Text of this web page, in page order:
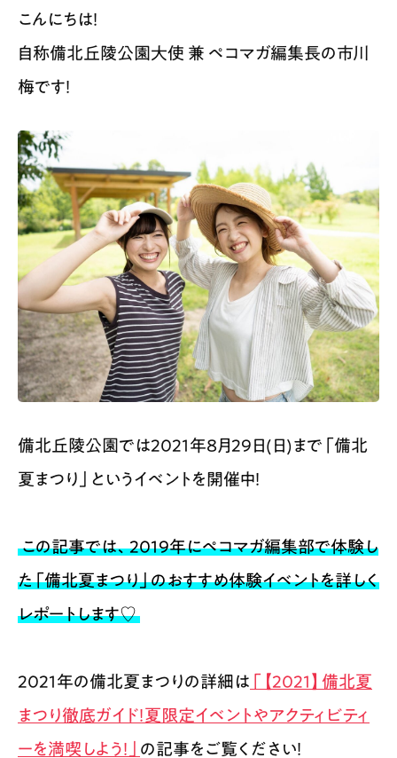
こんにちは！
自称備北丘陵公園大使 兼 ペコマガ編集長の市川
梅です！
備北丘陵公園では2021年8月29日(日)まで「備北
夏まつり」というイベントを開催中！
この記事では、2019年にペコマガ編集部で体験し
た「備北夏まつり」のおすすめ体験イベントを詳しく
レポートします♡
2021年の備北夏まつりの詳細は 「【2021】備北夏
まつり徹底ガイド！夏限定イベントやアクティビティ
ーを満喫しよう！」 の記事をご覧ください！